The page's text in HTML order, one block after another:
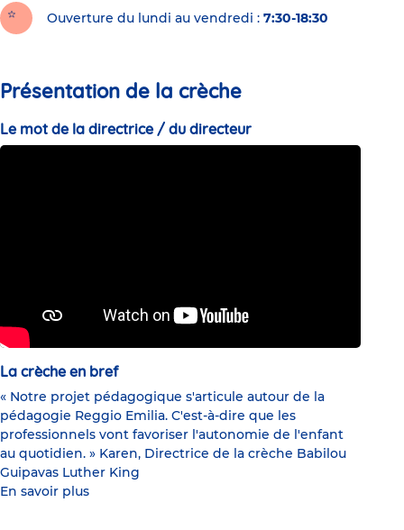
Ouverture du lundi au vendredi : 7:30-18:30
Présentation de la crèche
Le mot de la directrice / du directeur
La crèche en bref
« Notre projet pédagogique s'articule autour de la
pédagogie Reggio Emilia. C'est-à-dire que les
professionnels vont favoriser l'autonomie de l'enfant
au quotidien. » Karen, Directrice de la crèche Babilou
Guipavas Luther King
En savoir plus